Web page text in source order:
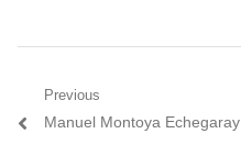
Navegación
de
Previous
Previous
Manuel Montoya Echegaray